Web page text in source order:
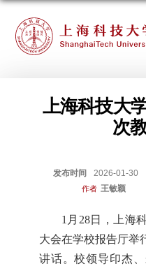
上海科技大
次
发布时间 2026-01-30
作者 王敏颖
1月28日，上海
大会在学校报告厅举
讲话。校领导印杰